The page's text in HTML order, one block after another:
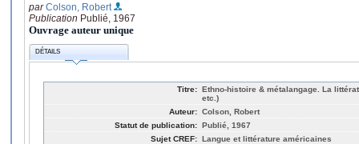
parColson, Robert
Publication Publié, 1967
Ouvrage auteur unique
DÉTAILS
Titre: Ethno-histoire & métalangage. La
etc.)
Auteur: Colson, Robert
Statut de publication: Publié, 1967
Sujet CREF: Langue et littérature américaines